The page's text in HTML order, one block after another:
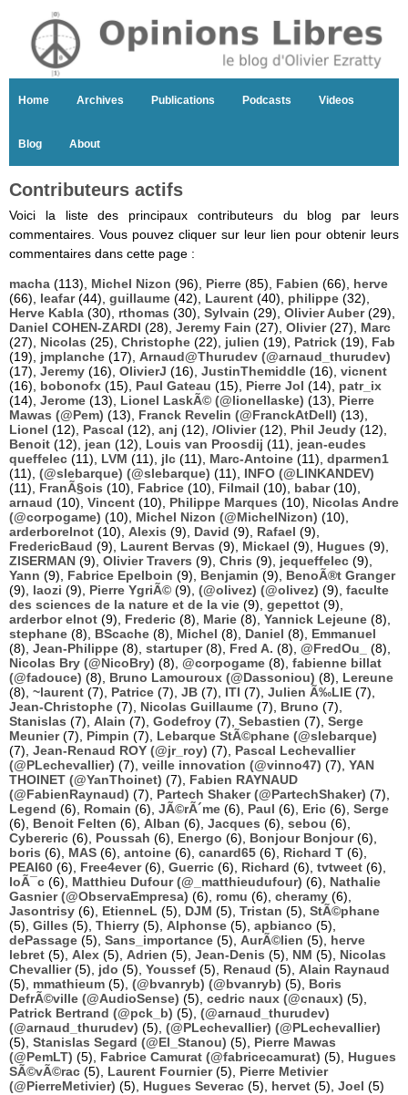
Home Archives Publications Podcasts Videos
Blog About
Contributeurs actifs
Voici la liste des principaux contributeurs du blog par leurs
commentaires. Vous pouvez cliquer sur leur lien pour obtenir leurs
commentaires dans cette page :
macha (113), Michel Nizon (96), Pierre (85), Fabien (66), herve
(66), leafar(44), guillaume (42), Laurent (40), philippe (32),
Herve Kabla (30), rthomas (30), Sylvain (29), Olivier Auber(29),
Daniel COHEN-ZARDI (28), Jeremy Fain (27), Olivier(27), Marc
(27), Nicolas (25), Christophe (22), julien (19), Patrick (19), Fab
(19), jmplanche (17), Arnaud@Thurudev (@arnaud_thurudev)
(17), Jeremy (16), OlivierJ (16), JustinThemiddle (16), vicnent
(16), bobonofx (15), Paul Gateau (15), Pierre Jol (14), patr_ix
(14), Jerome (13), Lionel LaskÃ© (@lionellaske) (13), Pierre
Mawas (@Pem) (13), Franck Revelin (@FranckAtDell) (13),
Lionel (12), Pascal (12), anj (12), /Olivier(12), Phil Jeudy (12),
Benoit (12), jean (12), Louis van Proosdij (11), jean-eudes
queffelec (11), LVM (11), jlc (11), Marc-Antoine (11), dparmen1
(11), (@slebarque) (@slebarque) (11), INFO (@LINKANDEV)
(11), FranÃ§ois (10), Fabrice (10), Filmail (10), babar(10),
arnaud (10), Vincent (10), Philippe Marques (10), Nicolas Andre
(@corpogame) (10), Michel Nizon (@MichelNizon) (10),
arderborelnot (10), Alexis (9), David (9), Rafael (9),
FredericBaud (9), Laurent Bervas (9), Mickael (9), Hugues (9),
ZISERMAN (9), Olivier Travers (9), Chris (9), jequeffelec (9),
Yann (9), Fabrice Epelboin (9), Benjamin (9), BenoÃ®t Granger
(9), laozi (9), Pierre YgriÃ© (9), (@olivez) (@olivez) (9), faculte
des sciences de la nature et de la vie (9), gepettot (9),
arderbor elnot (9), Frederic (8), Marie (8), Yannick Lejeune (8),
stephane (8), BScache (8), Michel (8), Daniel (8), Emmanuel
(8), Jean-Philippe (8), startuper(8), Fred A. (8), @FredOu_
(8),
Nicolas Bry (@NicoBry) (8), @corpogame (8), fabienne billat
(@fadouce) (8), Bruno Lamouroux (@Dassoniou) (8), Lereune
(8), ~laurent (7), Patrice (7), JB (7), ITI (7), Julien Ã‰LIE (7),
Jean-Christophe (7), Nicolas Guillaume (7), Bruno (7),
Stanislas (7), Alain (7), Godefroy (7), Sebastien (7), Serge
Meunier(7), Pimpin (7), Lebarque StÃ©phane (@slebarque)
(7), Jean-Renaud ROY (@jr_roy) (7), Pascal Lechevallier
(@PLechevallier) (7), veille innovation (@vinno47) (7), YAN
THOINET (@YanThoinet) (7), Fabien RAYNAUD
(@FabienRaynaud) (7), Partech Shaker (@PartechShaker) (7),
Legend (6), Romain (6), JÃ©rÃ´me (6), Paul (6), Eric (6), Serge
(6), Benoit Felten (6), Alban (6), Jacques (6), sebou (6),
Cybereric (6), Poussah (6), Energo (6), Bonjour Bonjour(6),
boris (6), MAS (6), antoine (6), canard65 (6), Richard T (6),
PEAI60 (6), Free4ever(6), Guerric (6), Richard (6), tvtweet (6),
loÃ¯c (6), Matthieu Dufour (@_matthieudufour) (6), Nathalie
Gasnier (@ObservaEmpresa) (6), romu (6), cheramy (6),
Jasontrisy (6), EtienneL (5), DJM (5), Tristan (5), StÃ©phane
(5), Gilles (5), Thierry (5), Alphonse (5), apbianco (5),
dePassage (5), Sans_importance (5), AurÃ©lien (5), herve
lebret (5), Alex (5), Adrien (5), Jean-Denis (5), NM (5), Nicolas
Chevallier(5), jdo (5), Youssef (5), Renaud (5), Alain Raynaud
(5), mmathieum (5), (@bvanryb) (@bvanryb) (5), Boris
DefrÃ©ville (@AudioSense) (5), cedric naux (@cnaux) (5),
Patrick Bertrand (@pck_b) (5), (@arnaud_thurudev)
(@arnaud_thurudev) (5), (@PLechevallier) (@PLechevallier)
(5), Stanislas Segard (@El_Stanou) (5), Pierre Mawas
(@PemLT) (5), Fabrice Camurat (@fabricecamurat) (5), Hugues
SÃ©vÃ©rac (5), Laurent Fournier(5), Pierre Metivier
(@PierreMetivier) (5), Hugues Severac (5), hervet (5), Joel (5)